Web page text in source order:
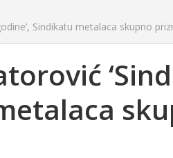
Sindikatu metalaca skupno